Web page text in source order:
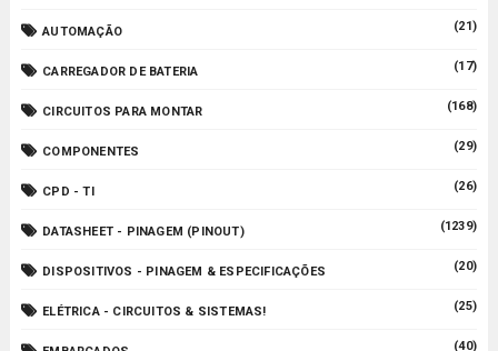
AUTOMAÇÃO (21)
CARREGADOR DE BATERIA (17)
CIRCUITOS PARA MONTAR (168)
COMPONENTES (29)
CPD - TI (26)
DATASHEET - PINAGEM (PINOUT) (1239)
DISPOSITIVOS - PINAGEM & ESPECIFICAÇÕES (20)
ELÉTRICA - CIRCUITOS & SISTEMAS! (25)
(40)